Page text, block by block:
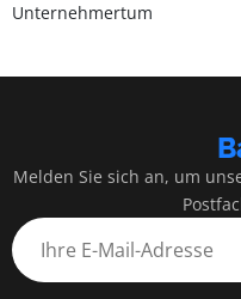
Unternehmertum
Melden Sie sich an, um